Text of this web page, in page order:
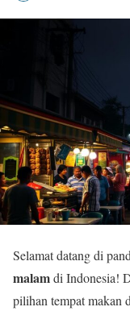
Selamat datang di
malamdi Indonesia!
pilihan tempat makan